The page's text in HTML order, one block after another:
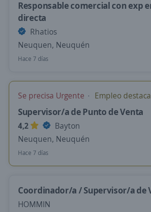
Responsable comercial con exp
directa
Rhatios
Neuquen, Neuquén
Hace 7 días
Se precisa Urgente Empleo
Supervisor/a de Punto de Venta
4,2
Bayton
Neuquen, Neuquén
Hace 7 días
Coordinador/a / Supervisor/a de
HOMMIN